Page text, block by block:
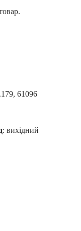
61096
: вихідний